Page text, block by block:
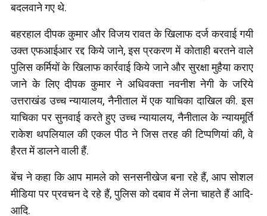
बदलवाने गए थे.
बहरहाल दीपक कुमार और विजय रावत के खिलाफ दर्ज करवाई गयी
उक्त एफआईआर रद्द किये जाने, इस प्रकरण में कोताही बरतने वाले
पुलिस कर्मियों के खिलाफ कार्रवाई किये जाने और सुरक्षा मुहैया कराए
जाने के लिए दीपक कुमार ने अधिवक्ता नवनीश नेगी के जरिये
उत्तराखंड उच्च न्यायालय, नैनीताल में एक याचिका दाखिल की. इस
याचिका पर सुनवाई करते हुए उच्च न्यायालय, नैनीताल के न्यायमूर्ति
राकेश थपलियाल की एकल पीठ ने जिस तरह की टिप्पणियां की, वे
हैरत में डालने वाली हैं.
बेंच ने कहा कि आप मामले को सनसनीखेज बना रहे हैं, आप सोशल
मीडिया पर प्रवचन दे रहे हैं, पुलिस को दबाव में लेना चाहते हैं आदि-
आदि.